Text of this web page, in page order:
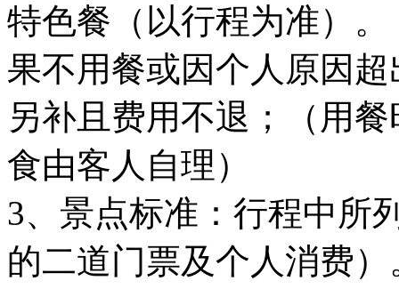
特色餐（以行程为准）
果不用餐或因个人原因
另补且费用不退；（用
食由客人自理）
3、景点标准：行程中所
的二道门票及个人消费